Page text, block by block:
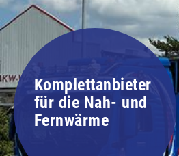
Komplettanbieter
für die Nah- und
Fernwärme